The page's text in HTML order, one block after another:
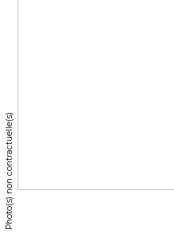
Photo(s) non contractuelle(s)